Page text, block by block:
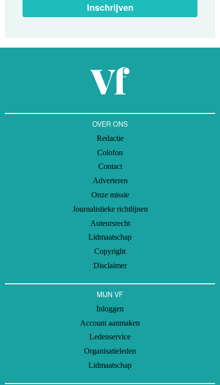
Inschrijven
OVER ONS
Redactie
Colofon
Contact
Adverteren
Onze missie
Journalistieke richtlijnen
Auteursrecht
Lidmaatschap
Copyright
Disclaimer
MIJN VF
Inloggen
Account aanmaken
Ledenservice
Organisatieleden
Lidmaatschap